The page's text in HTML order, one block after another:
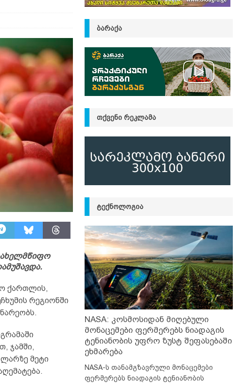
ქართლის,
რეგიონში
ჯამში,
მეტი
ᲑᲐᲠᲐᲥᲐ
ᲗᲥᲕᲔᲜᲘ ᲠᲔᲙᲚᲐᲛᲐ
ᲢᲔᲥᲜᲝᲚᲝᲒᲘᲐ
NASA: კოსმოსიდან მიღებული
მონაცემები ფერმერებს ნიადაგის
ტენიანობის უფრო ზუსტ შეფასებაში
ეხმარება
NASA-ს თანამგზავრული მონაცემები
ფერმერებს ნიადაგის ტენიანობის